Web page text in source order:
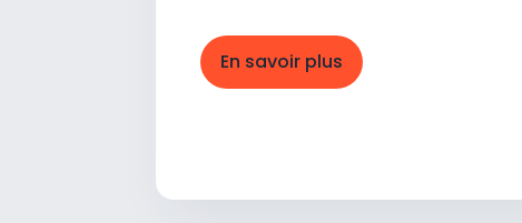
En savoir plus